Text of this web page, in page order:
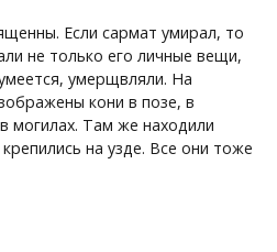
Если сармат умирал, то
не только его личные вещи,
умерщвляли. На
кони в позе, в
могилах. Там же находили
на узде. Все они тоже